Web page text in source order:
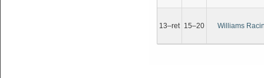
13–ret 15–20 Williams